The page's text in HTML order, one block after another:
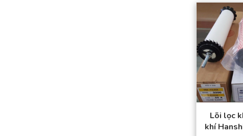
Sản
chuẩn
cao.
Hàng
kho
Giá
thị
Đặt
Giao
Lõi lọc
khí